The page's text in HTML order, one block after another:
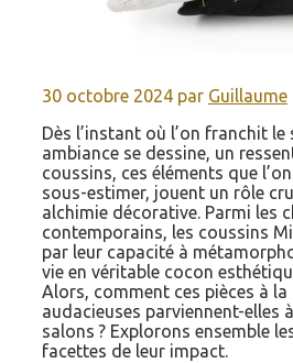
30 octobre 2024 par Guillaume
Dès l’instant où l’on franchit le
ambiance se dessine, un
coussins, ces éléments que
sous-estimer, jouent un rôle
alchimie décorative. Parmi les
contemporains, les coussins
par leur capacité à
vie en véritable cocon
Alors, comment ces pièces à
audacieuses parviennent-elles
salons ? Explorons ensemble
facettes de leur impact.